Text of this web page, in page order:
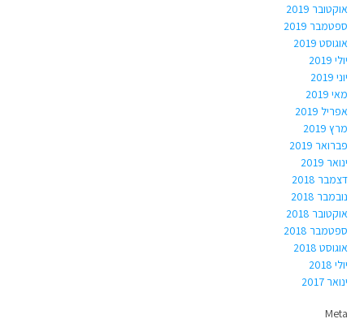
אוקטובר 2019
ספטמבר 2019
אוגוסט 2019
יולי 2019
יוני 2019
מאי 2019
אפריל 2019
מרץ 2019
פברואר 2019
ינואר 2019
דצמבר 2018
נובמבר 2018
אוקטובר 2018
ספטמבר 2018
אוגוסט 2018
יולי 2018
ינואר 2017
Meta